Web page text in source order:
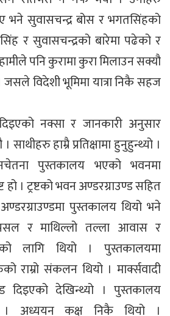
भने सुवासचन्द्र बोस र भगतसिंहको
र सुवासचन्द्रको बारेमा पढेको र
पनि कुरामा कुरा मिलाउन सक्यौ
जसले विदेशी भूमिमा यात्रा निकै सहज
नक्सा र जानकारी अनुसार
साथीहरु हाम्रै प्रतिक्षामा हुनुहुन्थ्यो ।
पुस्तकालय भएको भवनमा
हो । ट्रष्टको भवन अण्डरग्राउण्ड सहित
पुस्तकालय थियो भने
र माथिल्लो तल्ला आवास र
लागि थियो । पुस्तकालयमा
संकलन थियो । मार्क्सवादी
दिइएको देखिन्थ्यो । पुस्तकालय
। अध्ययन कक्ष निकै थियो ।